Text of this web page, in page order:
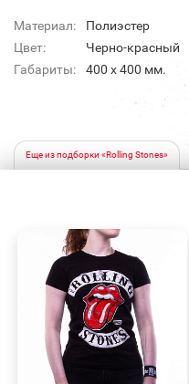
Материал:
Полиэстер
Цвет:
Черно-красный
Габариты:
400 х 400 мм.
Еще из подборки «Rolling Stones»